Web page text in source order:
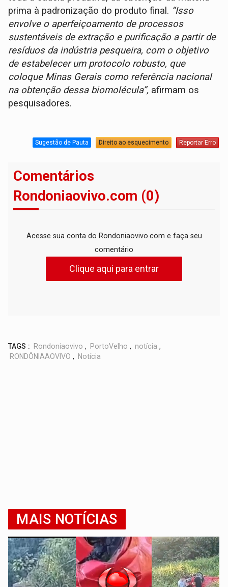
prima à padronização do produto final. “Isso
envolve o aperfeiçoamento de processos
sustentáveis de extração e purificação a partir de
resíduos da indústria pesqueira, com o objetivo
de estabelecer um protocolo robusto, que
coloque Minas Gerais como referência nacional
na obtenção dessa biomolécula”, afirmam os
pesquisadores.
Sugestão de Pauta Direito ao esquecimento Reportar Erro
Comentários
Rondoniaovivo.com (0)
Acesse sua conta do Rondoniaovivo.com e faça seu
comentário
Clique aqui para entrar
TAGS : Rondoniaovivo , PortoVelho , notícia ,
RONDÔNIAAOVIVO , Notícia
MAIS NOTÍCIAS